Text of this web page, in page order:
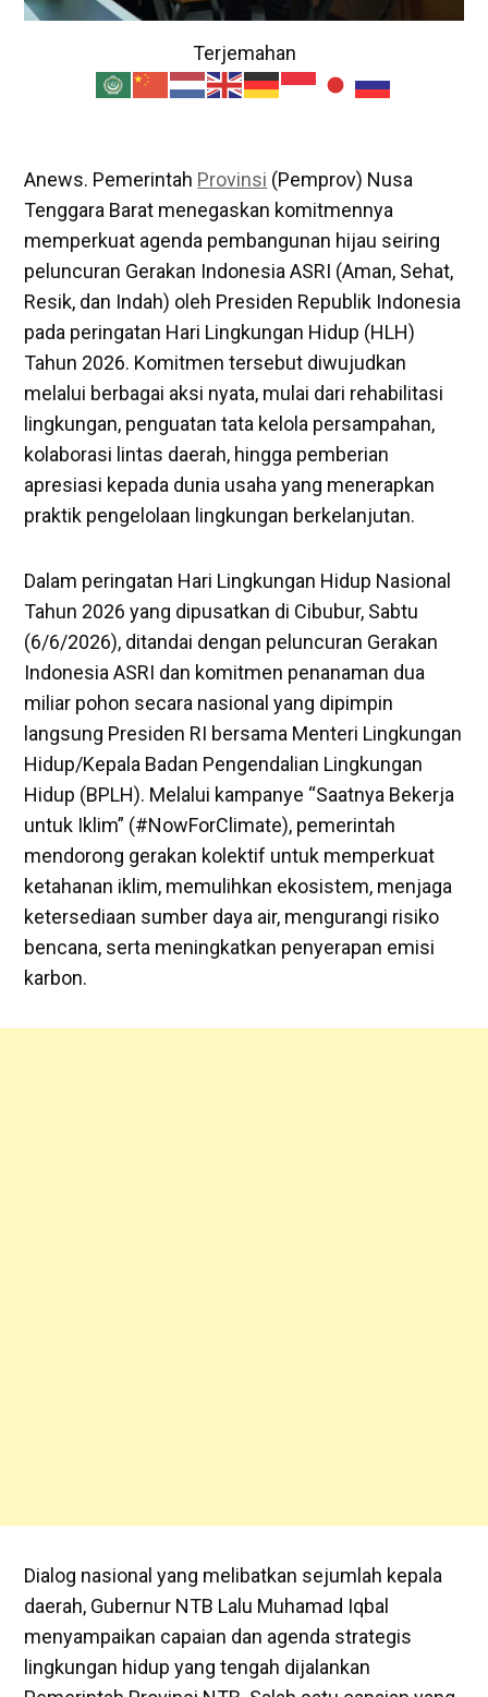
Terjemahan
Anews. Pemerintah Provinsi (Pemprov) Nusa
Tenggara Barat menegaskan komitmennya
memperkuat agenda pembangunan hijau seiring
peluncuran Gerakan Indonesia ASRI (Aman, Sehat,
Resik, dan Indah) oleh Presiden Republik Indonesia
pada peringatan Hari Lingkungan Hidup (HLH)
Tahun 2026. Komitmen tersebut diwujudkan
melalui berbagai aksi nyata, mulai dari rehabilitasi
lingkungan, penguatan tata kelola persampahan,
kolaborasi lintas daerah, hingga pemberian
apresiasi kepada dunia usaha yang menerapkan
praktik pengelolaan lingkungan berkelanjutan.
Dalam peringatan Hari Lingkungan Hidup Nasional
Tahun 2026 yang dipusatkan di Cibubur, Sabtu
(6/6/2026), ditandai dengan peluncuran Gerakan
Indonesia ASRI dan komitmen penanaman dua
miliar pohon secara nasional yang dipimpin
langsung Presiden RI bersama Menteri Lingkungan
Hidup/Kepala Badan Pengendalian Lingkungan
Hidup (BPLH). Melalui kampanye “Saatnya Bekerja
untuk Iklim” (#NowForClimate), pemerintah
mendorong gerakan kolektif untuk memperkuat
ketahanan iklim, memulihkan ekosistem, menjaga
ketersediaan sumber daya air, mengurangi risiko
bencana, serta meningkatkan penyerapan emisi
karbon.
Dialog nasional yang melibatkan sejumlah kepala
daerah, Gubernur NTB Lalu Muhamad Iqbal
menyampaikan capaian dan agenda strategis
lingkungan hidup yang tengah dijalankan